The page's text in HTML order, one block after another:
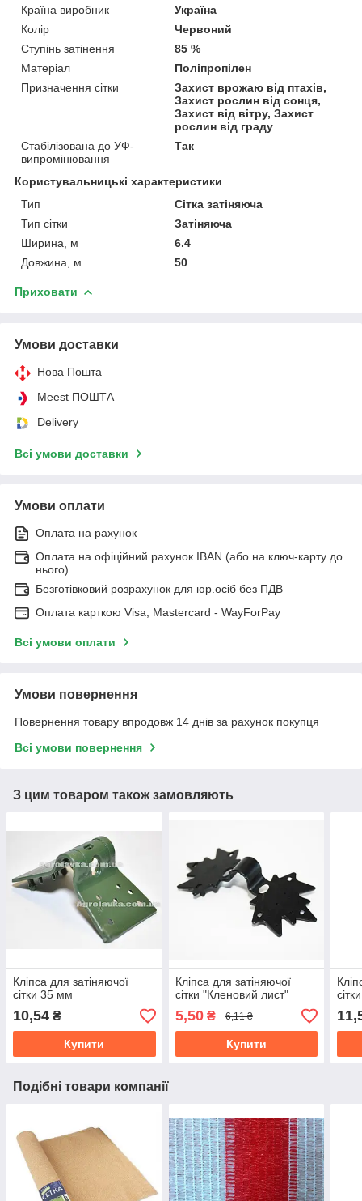
Країна виробник
Україна
Колір
Червоний
Ступінь затінення
85 %
Матеріал
Поліпропілен
Призначення сітки
Захист врожаю від птахів,
Захист рослин від сонця,
Захист від вітру, Захист
рослин від граду
Стабілізована до УФ-
випромінювання
Так
Користувальницькі характеристики
Тип
Сітка затіняюча
Тип сітки
Затіняюча
Ширина, м
6.4
Довжина, м
50
Приховати
Умови доставки
Нова Пошта
Meest ПОШТА
Delivery
Всі умови доставки
Умови оплати
Оплата на рахунок
Оплата на офіційний рахунок IBAN (або на ключ-карту до
нього)
Безготівковий розрахунок для юр.осіб без ПДВ
Оплата карткою Visa, Mastercard - WayForPay
Всі умови оплати
Умови повернення
Повернення товару впродовж 14 днів за рахунок покупця
Всі умови повернення
З цим товаром також замовляють
Кліпса для затіняючої
сітки 35 мм
10,54 ₴
Купити
Кліпса для затіняючої
сітки "Кленовий лист"
5,50₴ 6,11 ₴
Купити
Подібні товари компанії